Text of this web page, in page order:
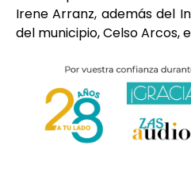
Irene Arranz, además del
del municipio, Celso Arcos,